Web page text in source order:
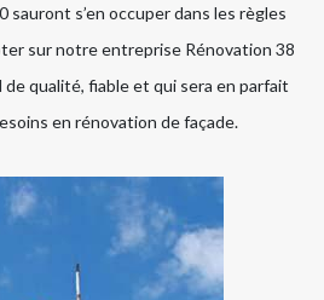
sauront s’en occuper dans les règles
sur notre entreprise Rénovation 38
qualité, fiable et qui sera en parfait
en rénovation de façade.